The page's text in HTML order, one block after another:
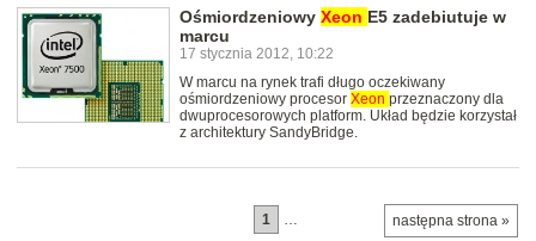
Ośmiordzeniowy Xeon E5 zadebiutuje w
marcu
17 stycznia 2012, 10:22
W marcu na rynek trafi długo oczekiwany
ośmiordzeniowy procesor Xeon przeznaczony dla
dwuprocesorowych platform. Układ będzie korzystał
z architektury SandyBridge.
następna strona »
1 …